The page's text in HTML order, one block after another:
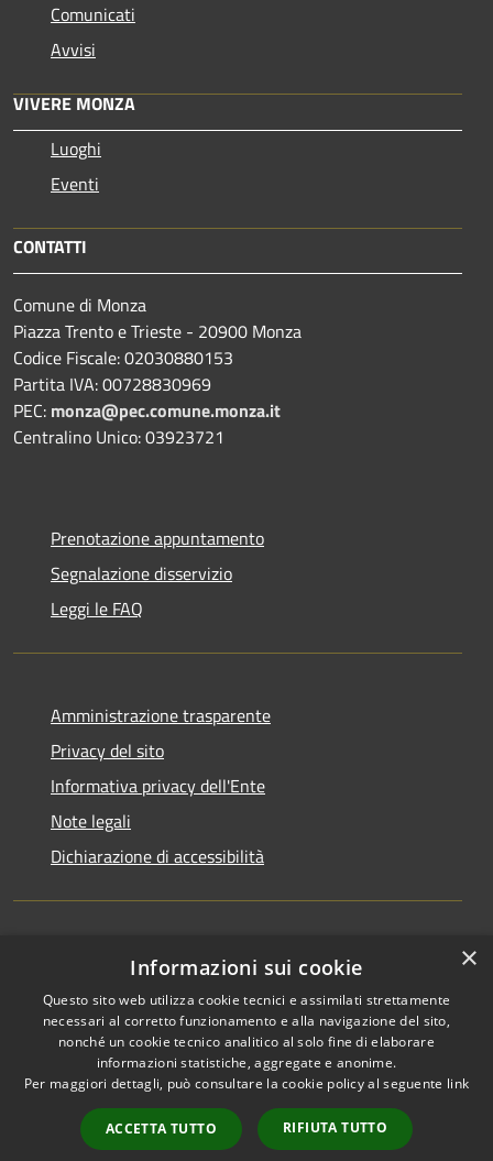
Comunicati
Avvisi
VIVERE MONZA
Luoghi
Eventi
CONTATTI
Comune di Monza
Piazza Trento e Trieste - 20900 Monza
Codice Fiscale: 02030880153
Partita IVA: 00728830969
PEC: monza@pec.comune.monza.it
Centralino Unico: 03923721
Prenotazione appuntamento
Segnalazione disservizio
Leggi le FAQ
Amministrazione trasparente
Privacy del sito
Informativa privacy dell'Ente
Note legali
Dichiarazione di accessibilità
Newsletter
RSS
Accessibilità
Copyright © 2026 • Comune di
Municipium•
Accesso
redazione
×
Informazioni sui cookie
Questo sito web utilizza cookie tecnici e assimilati strettamente
necessari al corretto funzionamento e alla navigazione del sito,
nonché un cookie tecnico analitico al solo fine di elaborare
informazioni statistiche, aggregate e anonime.
Per maggiori dettagli, può consultare la cookie policy al seguente link
ACCETTA TUTTO RIFIUTA TUTTO